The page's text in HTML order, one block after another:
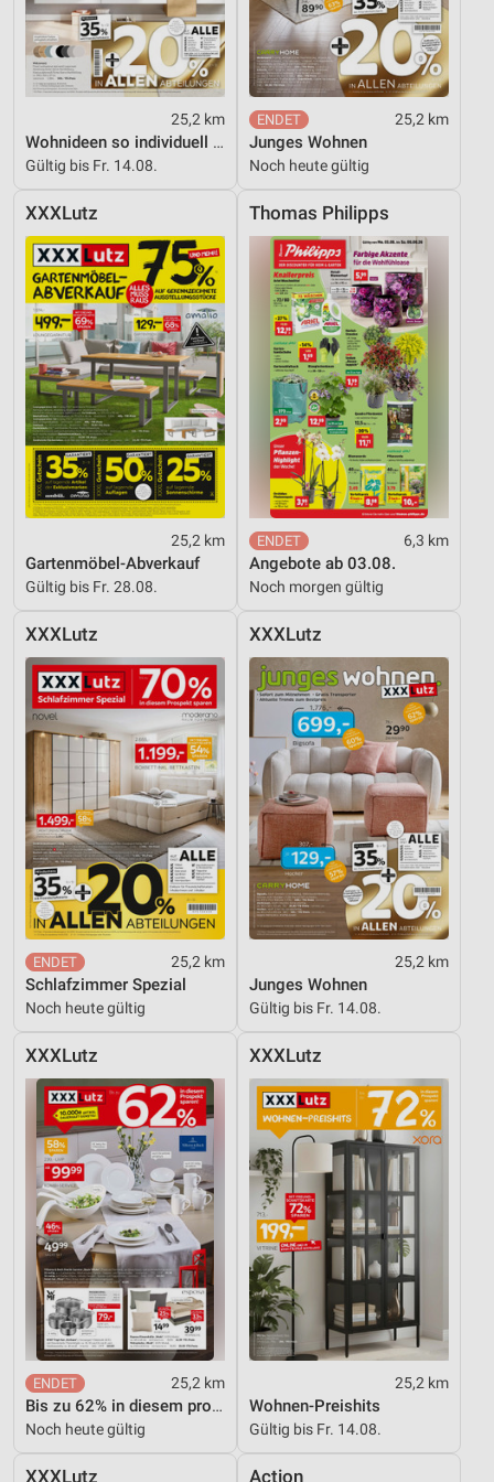
25,2 km
Wohnideen so individuell wie du!
Gültig bis Fr. 14.08.
25,2 km
Junges Wohnen
Noch heute gültig
XXXLutz
25,2 km
Gartenmöbel-Abverkauf
Gültig bis Fr. 28.08.
Thomas Philipps
6,3 km
Angebote ab 03.08.
Noch morgen gültig
XXXLutz
25,2 km
Schlafzimmer Spezial
Noch heute gültig
XXXLutz
25,2 km
Junges Wohnen
Gültig bis Fr. 14.08.
XXXLutz
25,2 km
Bis zu 62% in diesem prospekt
Noch heute gültig
XXXLutz
25,2 km
Wohnen-Preishits
Gültig bis Fr. 14.08.
XXXLutz Action
Funktional
Werbung